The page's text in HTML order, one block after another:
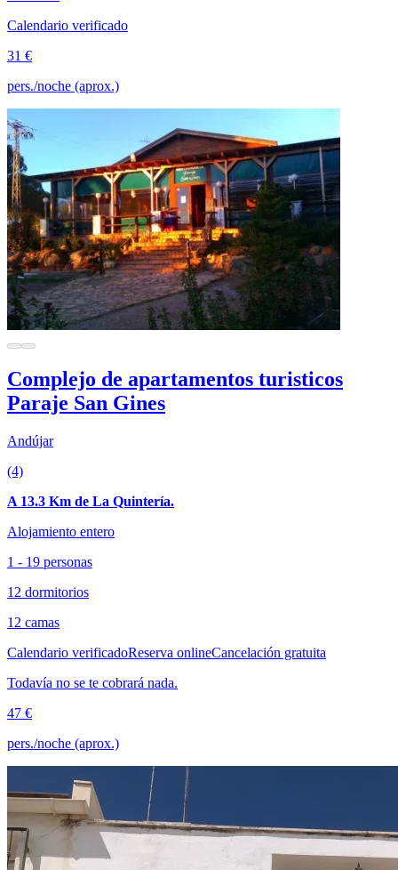
Calendario verificado
31 €
pers./noche (aprox.)
Complejo de apartamentos turisticos
Paraje San Gines
Andújar
(4)
A 13.3 Km de La Quintería.
Alojamiento entero
1 - 19 personas
12 dormitorios
12 camas
Calendario verificadoReserva onlineCancelación gratuita
Todavía no se te cobrará nada.
47 €
pers./noche (aprox.)